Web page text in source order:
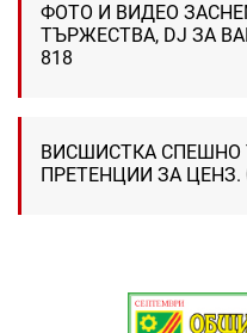
ФОТО И ВИДЕО
ТЪРЖЕСТВА, DJ ЗА
818
ВИСШИСТКА СПЕШНО
ПРЕТЕНЦИИ ЗА ЦЕНЗ.